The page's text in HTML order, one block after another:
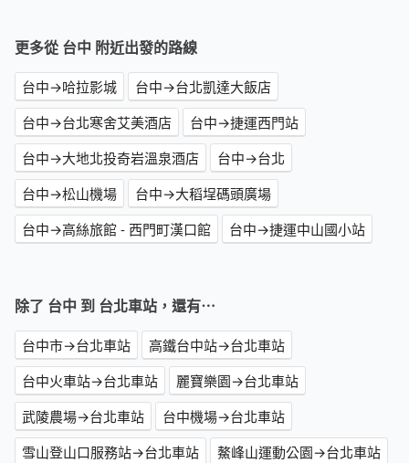
更多從 台中 附近出發的路線
台中→哈拉影城
台中→台北凱達大飯店
台中→台北寒舍艾美酒店
台中→捷運西門站
台中→大地北投奇岩溫泉酒店
台中→台北
台中→松山機場
台中→大稻埕碼頭廣場
台中→高絲旅館 - 西門町漢口館
台中→捷運中山國小站
除了 台中 到 台北車站，還有⋯
台中市→台北車站
高鐵台中站→台北車站
台中火車站→台北車站
麗寶樂園→台北車站
武陵農場→台北車站
台中機場→台北車站
雪山登山口服務站→台北車站
鰲峰山運動公園→台北車站